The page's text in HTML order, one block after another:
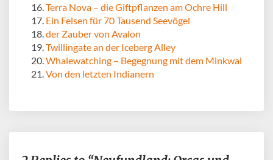
Terra Nova – die Giftpflanzen am Ochre Hill
Ein Felsen für 70 Tausend Seevögel
der Zauber von Avalon
Twillingate an der Iceberg Alley
Whalewatching – Begegnung mit dem Minkwal
Von den letzten Indianern